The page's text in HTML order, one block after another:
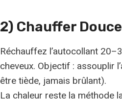
2) Chauffer
Réchauffez l’autocollant
cheveux. Objectif : assouplir
être tiède, jamais brûlant).
La chaleur reste la méthode